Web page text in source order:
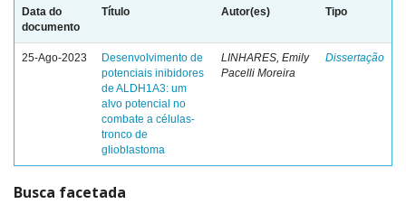
Data do
documento
Título Autor(es) Tipo
25-Ago-2023
Desenvolvimento de
potenciais inibidores
de ALDH1A3: um
alvo potencial no
combate a células-
tronco de
glioblastoma
LINHARES, Emily
Pacelli Moreira
Dissertação
Busca facetada